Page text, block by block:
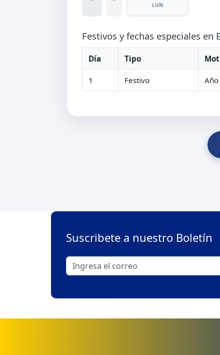
LUN
Festivos y fechas especiales en
Día Tipo
1 Festivo
Suscribete a nuestro Boletín